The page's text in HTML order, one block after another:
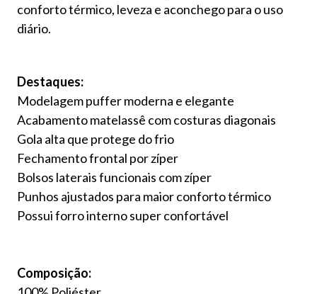
conforto térmico, leveza e aconchego para o uso
diário.
Destaques:
Modelagem puffer moderna e elegante
Acabamento matelassê com costuras diagonais
Gola alta que protege do frio
Fechamento frontal por zíper
Bolsos laterais funcionais com zíper
Punhos ajustados para maior conforto térmico
Possui forro interno super confortável
Composição: